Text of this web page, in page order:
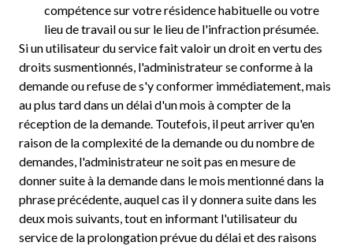
compétence sur votre résidence habituelle ou votre
lieu de travail ou sur le lieu de l'infraction présumée.
Si un utilisateur du service fait valoir un droit en vertu des
droits susmentionnés, l'administrateur se conforme à la
demande ou refuse de s'y conformer immédiatement, mais
au plus tard dans un délai d'un mois à compter de la
réception de la demande. Toutefois, il peut arriver qu'en
raison de la complexité de la demande ou du nombre de
demandes, l'administrateur ne soit pas en mesure de
donner suite à la demande dans le mois mentionné dans la
phrase précédente, auquel cas il y donnera suite dans les
deux mois suivants, tout en informant l'utilisateur du
service de la prolongation prévue du délai et des raisons